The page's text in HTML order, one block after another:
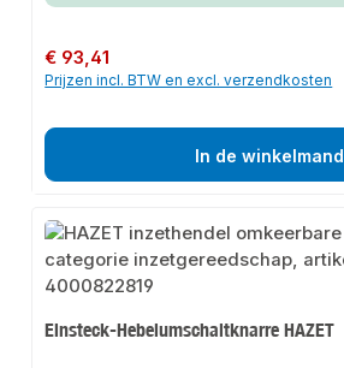
Normale prijs:
€ 93,41
Prijzen incl. BTW en excl. verzendkosten
In de winkelmand
Einsteck-Hebelumschaltknarre HAZET